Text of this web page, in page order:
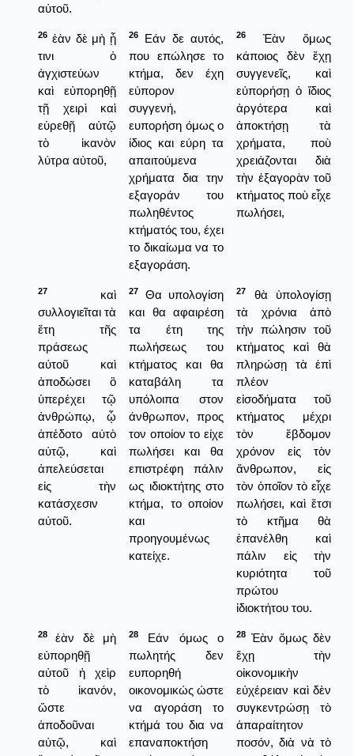
αὐτοῦ.
26 ἐὰν δὲ μὴ ᾖ
τινι ὁ
ἀγχιστεύων
καὶ εὐπορηθῇ
τῇ χειρὶ καὶ
εὑρεθῇ αὐτῷ
τὸ ἱκανὸν
λύτρα αὐτοῦ,
26
Εάν δε αυτός,
που επώλησε το
κτήμα, δεν έχη
εύπορον
συγγενή,
ευπορήση όμως ο
ίδιος και εύρη τα
απαιτούμενα
χρήματα δια την
εξαγοράν του
πωληθέντος
κτήματός του, έχει
το δικαίωμα να το
εξαγοράση.
26
Ἐὰν ὅμως
κάποιος δὲν ἔχῃ
συγγενεῖς, καὶ
εὐπορήσῃ ὁ ἴδιος
ἀργότερα καὶ
ἀποκτήσῃ τὰ
χρήματα, ποὺ
χρειάζονται διὰ
τὴν ἑξαγορὰν τοῦ
κτήματος ποὺ εἶχε
πωλήσει,
27
καὶ
συλλογιεῖται τὰ
ἔτη τῆς
πράσεως
αὐτοῦ καὶ
ἀποδώσει ὃ
ὑπερέχει τῷ
ἀνθρώπῳ, ᾧ
ἀπέδοτο αὐτὸ
αὐτῷ, καὶ
ἀπελεύσεται
εἰς τὴν
κατάσχεσιν
αὐτοῦ.
27
Θα υπολογίση
και θα αφαιρέση
τα έτη της
πωλήσεως του
κτήματος και θα
καταβάλη τα
υπόλοιπα στον
άνθρωπον, προς
τον οποίον το είχε
πωλήσει και θα
επιστρέφη πάλιν
ως ιδιοκτήτης στο
κτήμα, το οποίον
και
προηγουμένως
κατείχε.
27
θὰ ὑπολογίσῃ
τὰ χρόνια ἀπὸ
τὴν πώλησιν τοῦ
κτήματος καὶ θὰ
πληρώσῃ τὰ ἐπὶ
πλέον
εἰσοδήματα τοῦ
κτήματος μέχρι
τὸν ἕβδομον
χρόνον εἰς τὸν
ἄνθρωπον, εἰς
τὸν ὁποῖον τὸ εἶχε
πωλήσει, καὶ ἔτσι
τὸ κτῆμα θὰ
ἐπανέλθη καὶ
πάλιν εἰς τὴν
κυριότητα τοῦ
πρώτου
ἰδιοκτήτου του.
28
ἐὰν δὲ μὴ
εὐπορηθῇ
αὐτοῦ ἡ χεὶρ
τὸ ἱκανόν,
ὥστε
ἀποδοῦναι
αὐτῷ, καὶ
28
Εάν όμως ο
πωλητής δεν
ευπορηθή
οικονομικώς ώστε
να αγοράση το
κτήμά του δια να
επαναποκτήση
28 Ἐὰν ὅμως δὲν
ἔχῃ τὴν
οἰκονομικὴν
εὐχέρειαν καὶ δὲν
συγκεντρώσῃ τὸ
ἀπαραίτητον
ποσόν, διὰ νὰ τὸ